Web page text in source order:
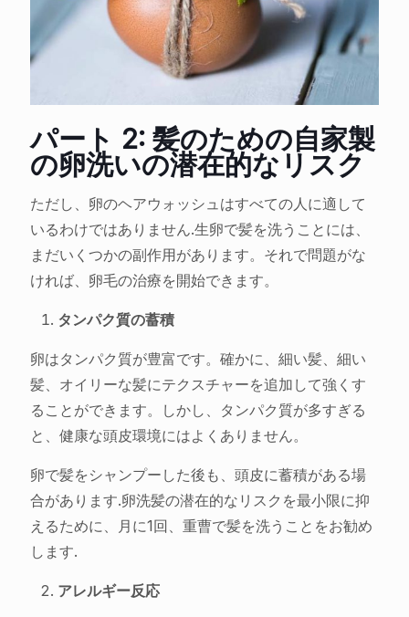
パート 2: 髪のための自家製
の卵洗いの潜在的なリスク
ただし、卵のヘアウォッシュはすべての人に適して
いるわけではありません.生卵で髪を洗うことには、
まだいくつかの副作用があります。それで問題がな
ければ、卵毛の治療を開始できます。
タンパク質の蓄積
卵はタンパク質が豊富です。確かに、細い髪、細い
髪、オイリーな髪にテクスチャーを追加して強くす
ることができます。しかし、タンパク質が多すぎる
と、健康な頭皮環境にはよくありません。
卵で髪をシャンプーした後も、頭皮に蓄積がある場
合があります.卵洗髪の潜在的なリスクを最小限に抑
えるために、月に1回、重曹で髪を洗うことをお勧め
します.
アレルギー反応